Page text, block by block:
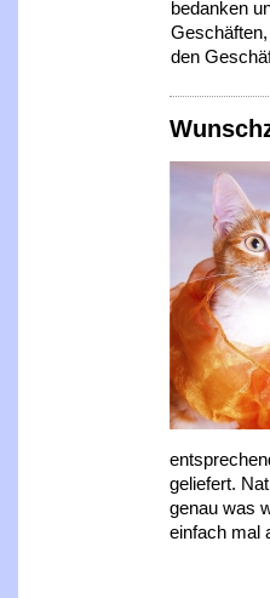
bedanken
den
geliefert.
genau was
einfach mal